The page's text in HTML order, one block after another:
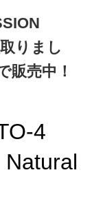
りまし
販売中！
4
Natural